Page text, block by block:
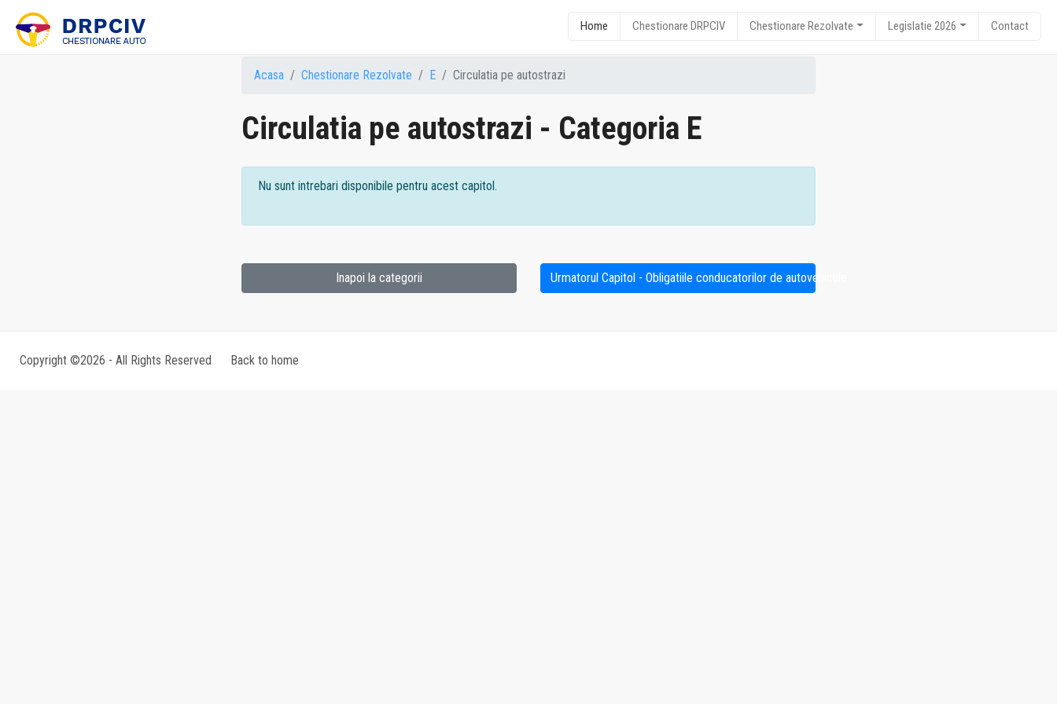
Home Chestionare DRPCIV Chestionare Rezolvate Legislatie 2026 Contact
Acasa Chestionare Rezolvate E Circulatia pe autostrazi
Circulatia pe autostrazi - Categoria E
Nu sunt intrebari disponibile pentru acest capitol.
Inapoi la categorii Urmatorul Capitol - Obligatiile conducatorilor de autovehicule
Copyright ©2026 - All Rights Reserved Back to home